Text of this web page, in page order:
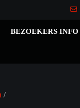
BEZOEKERS INFO